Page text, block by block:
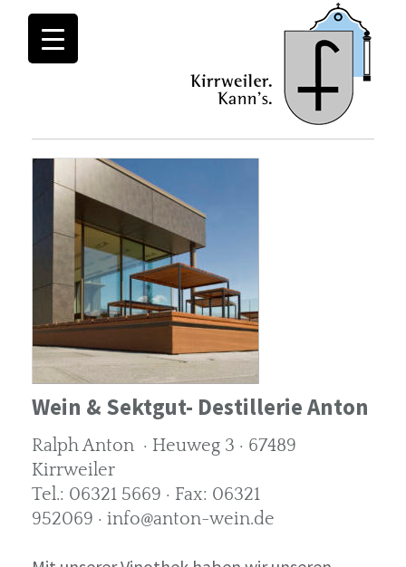
Wein & Sektgut- Destillerie Anton
Ralph Anton · Heuweg 3 · 67489
Kirrweiler
Tel.: 06321 5669 · Fax: 06321
952069 · info@anton-wein.de